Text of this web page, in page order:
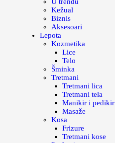
Kežual
Biznis
Aksesoari
Lepota
Kozmetika
Lice
Telo
Šminka
Tretmani
Tretmani lica
Tretmani tela
Manikir i pedikir
Masaže
Kosa
Frizure
Tretmani kose